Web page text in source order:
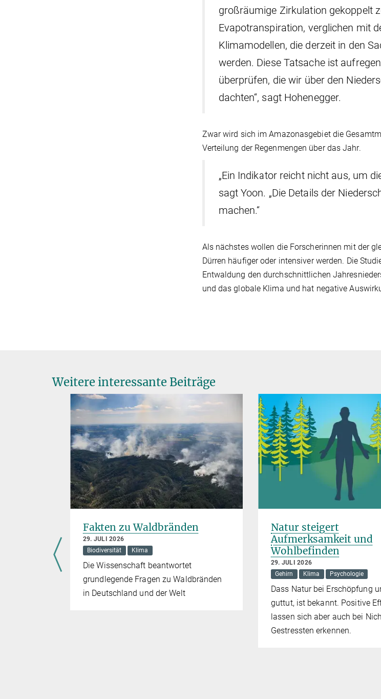
großräumige Zirkulation gekoppelt
Evapotranspiration, verglichen mit
Klimamodellen, die derzeit in den
werden. Diese Tatsache ist
überprüfen, die wir über den
dachten“, sagt Hohenegger.
Zwar wird sich im Amazonasgebiet die
Verteilung der Regenmengen über das Jahr.
„Ein Indikator reicht nicht aus, um
sagt Yoon. „Die Details der
machen.“
Als nächstes wollen die Forscherinnen mit der
Dürren häufiger oder intensiver werden. Die
Entwaldung den durchschnittlichen
und das globale Klima und hat negative
Weitere interessante Beiträge
Fakten zu Waldbränden
29. JULI 2026
Biodiversität
Klima
Die Wissenschaft beantwortet
grundlegende Fragen zu Waldbränden
in Deutschland und der Welt
Natur steigert
Aufmerksamkeit und
Wohlbefinden
29. JULI 2026
Gehirn
Klima Psychologie
Dass Natur bei Erschöpfung
guttut, ist bekannt. Positive
lassen sich aber auch bei
Gestressten erkennen.